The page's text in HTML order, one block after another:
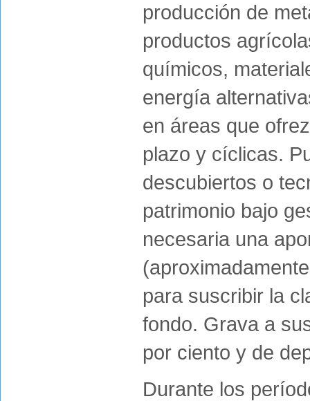
producción de
productos
químicos,
energía
en áreas que
plazo y cíclicas.
descubiertos o
patrimonio bajo
necesaria una
para suscribir la
fondo. Grava a
por ciento y de
Durante los